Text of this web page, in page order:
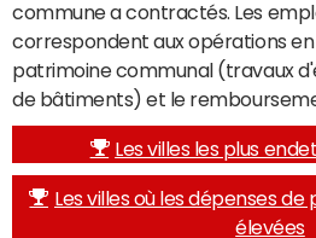
commune a contractés. Les
correspondent aux opérations
patrimoine communal (travaux
de bâtiments) et le
Les villes les plus
Les villes où les dépenses
élevées